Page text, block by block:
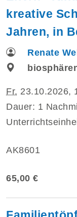
kreative
Jahren, in
Renate
Fr. 23.10.2026,
Dauer: 1
AK8601
65,00 €